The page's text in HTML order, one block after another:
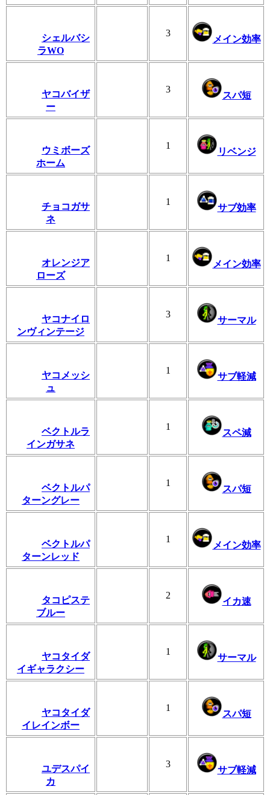
シェルバシ
ラWO
3
メイン効率
ヤコバイザ
ー
3
スパ短
ウミボーズ
ホーム
1
リベンジ
チョコガサ
ネ
1
サブ効率
オレンジア
ローズ
1
メイン効率
ヤコナイロ
ンヴィンテージ
3
サーマル
ヤコメッシ
ュ
1
サブ軽減
ベクトルラ
インガサネ
1
スペ減
ベクトルパ
ターングレー
1
スパ短
ベクトルパ
ターンレッド
1
メイン効率
タコピステ
ブルー
2
イカ速
ヤコタイダ
イギャラクシー
1
サーマル
ヤコタイダ
イレインボー
1
スパ短
ユデスパイ
カ
3
サブ軽減